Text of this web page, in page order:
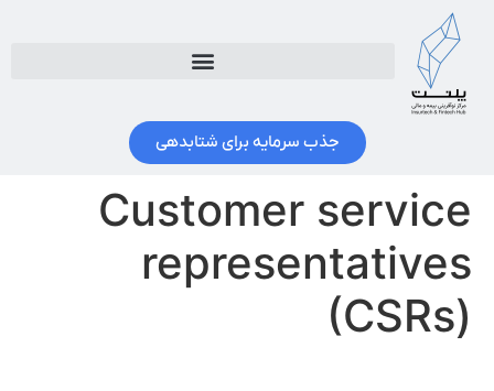
جذب سرمایه برای شتابدهی
Customer service
representatives
(CSRs)